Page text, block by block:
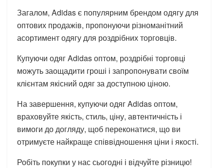
Загалом, Adidas є популярним брендом одягу для
оптових продажів, пропонуючи різноманітний
асортимент одягу для роздрібних торговців.
Купуючи одяг Adidas оптом, роздрібні торговці
можуть заощадити гроші і запропонувати своїм
клієнтам якісний одяг за доступною ціною.
На завершення, купуючи одяг Adidas оптом,
враховуйте якість, стиль, ціну, автентичність і
вимоги до догляду, щоб переконатися, що ви
отримуєте найкраще співвідношення ціни і якості.
Робіть покупки у нас сьогодні і відчуйте різницю!